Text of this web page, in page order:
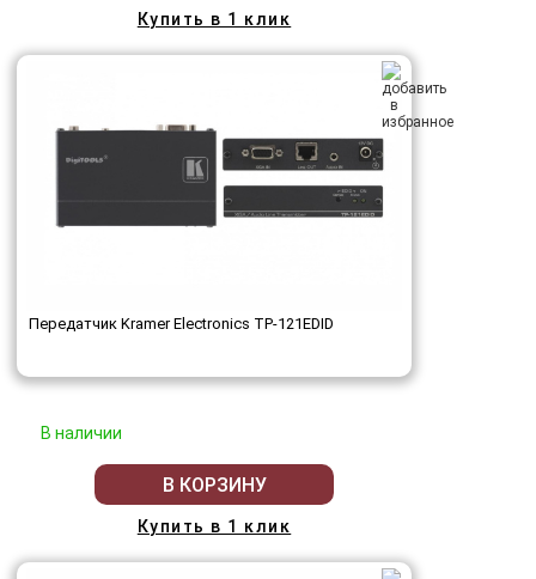
Купить в 1 клик
Передатчик Kramer Electronics TP-121EDID
В наличии
В КОРЗИНУ
Купить в 1 клик